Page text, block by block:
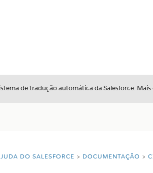
de tradução automática da Salesforce. Mais
está aqui:
DO SALESFORCE DOCUMENTAÇÃO